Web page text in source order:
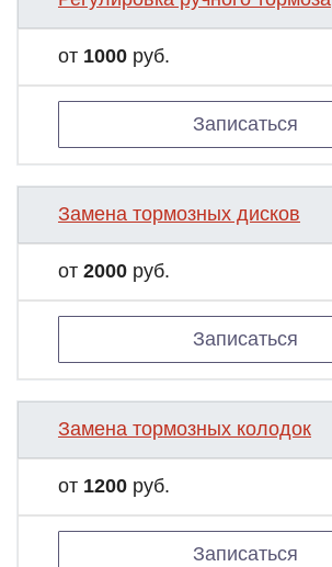
от 1000 руб.
Записаться
Замена тормозных дисков
от 2000 руб.
Записаться
Замена тормозных колодок
от 1200 руб.
Записаться